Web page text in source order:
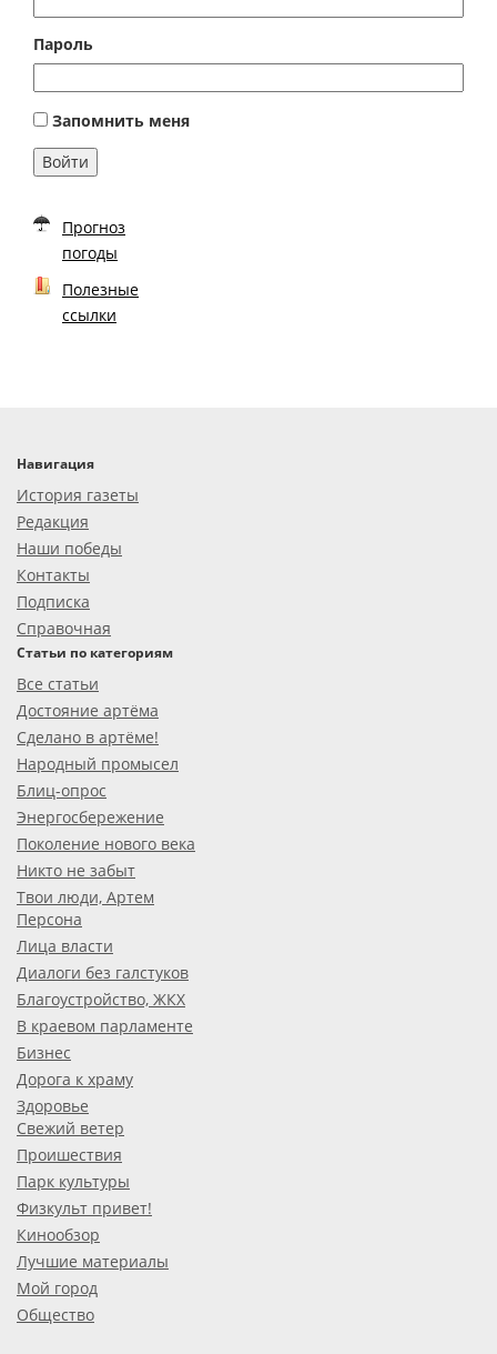
Пароль
Запомнить меня
Войти
Прогноз
погоды
Полезные
ссылки
Навигация
История газеты
Редакция
Наши победы
Контакты
Подписка
Справочная
Статьи по категориям
Все статьи
Достояние артёма
Сделано в артёме!
Народный промысел
Блиц-опрос
Энергосбережение
Поколение нового века
Никто не забыт
Твои люди, Артем
Персона
Лица власти
Диалоги без галстуков
Благоустройство, ЖКХ
В краевом парламенте
Бизнес
Дорога к храму
Здоровье
Свежий ветер
Проишествия
Парк культуры
Физкульт привет!
Кинообзор
Лучшие материалы
Мой город
Общество